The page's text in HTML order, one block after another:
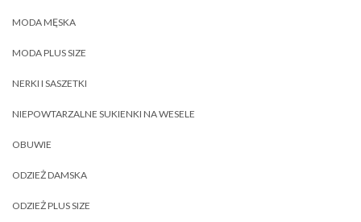
MODA MĘSKA
MODA PLUS SIZE
NERKI I SASZETKI
NIEPOWTARZALNE SUKIENKI NA WESELE
OBUWIE
ODZIEŻ DAMSKA
ODZIEŻ PLUS SIZE